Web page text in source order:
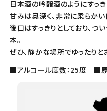
日本酒の吟醸酒のようにすっ
甘みは奥深く、非常に柔らかい
後口はすっきりとしており、つ
本。
ぜひ、静かな場所でゆったりと
■アルコール度数：25度 ■原